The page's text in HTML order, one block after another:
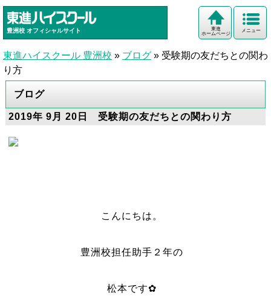
豊洲校 オフィシャルサイト メニュー
東進
ホームページ
東進ハイスクール 豊洲校 » ブログ » 受験期の友だちとの関わ
り方
ブログ
2019年 9月 20日 受験期の友だちとの関わり方
こんにちは。
豊洲校担任助手２年の
松本です✿